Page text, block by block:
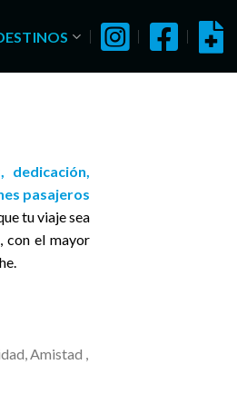
dedicación,
pasajeros
tu viaje sea
con el mayor
Amistad ,